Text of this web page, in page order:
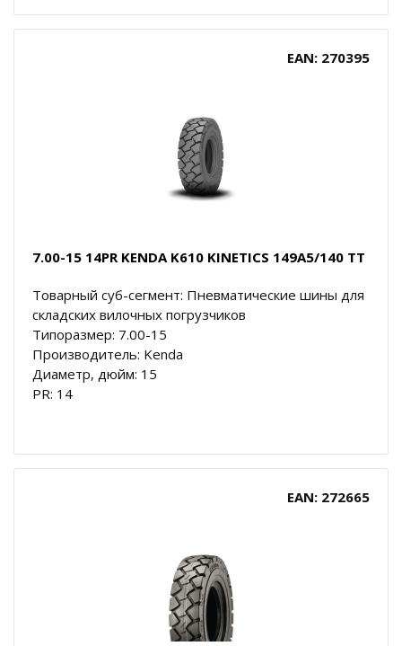
EAN: 270395
7.00-15 14PR KENDA K610 KINETICS 149A5/140 TT
Товарный суб-сегмент: Пневматические шины для
складских вилочных погрузчиков
Типоразмер: 7.00-15
Производитель: Kenda
Диаметр, дюйм: 15
PR: 14
EAN: 272665